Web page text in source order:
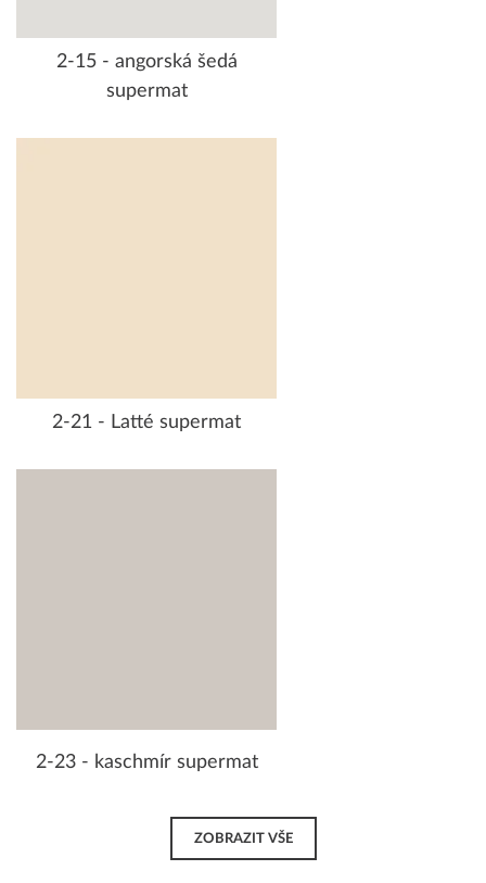
2-15 - angorská šedá
supermat
2-21 - Latté supermat
2-23 - kaschmír supermat
ZOBRAZIT VŠE